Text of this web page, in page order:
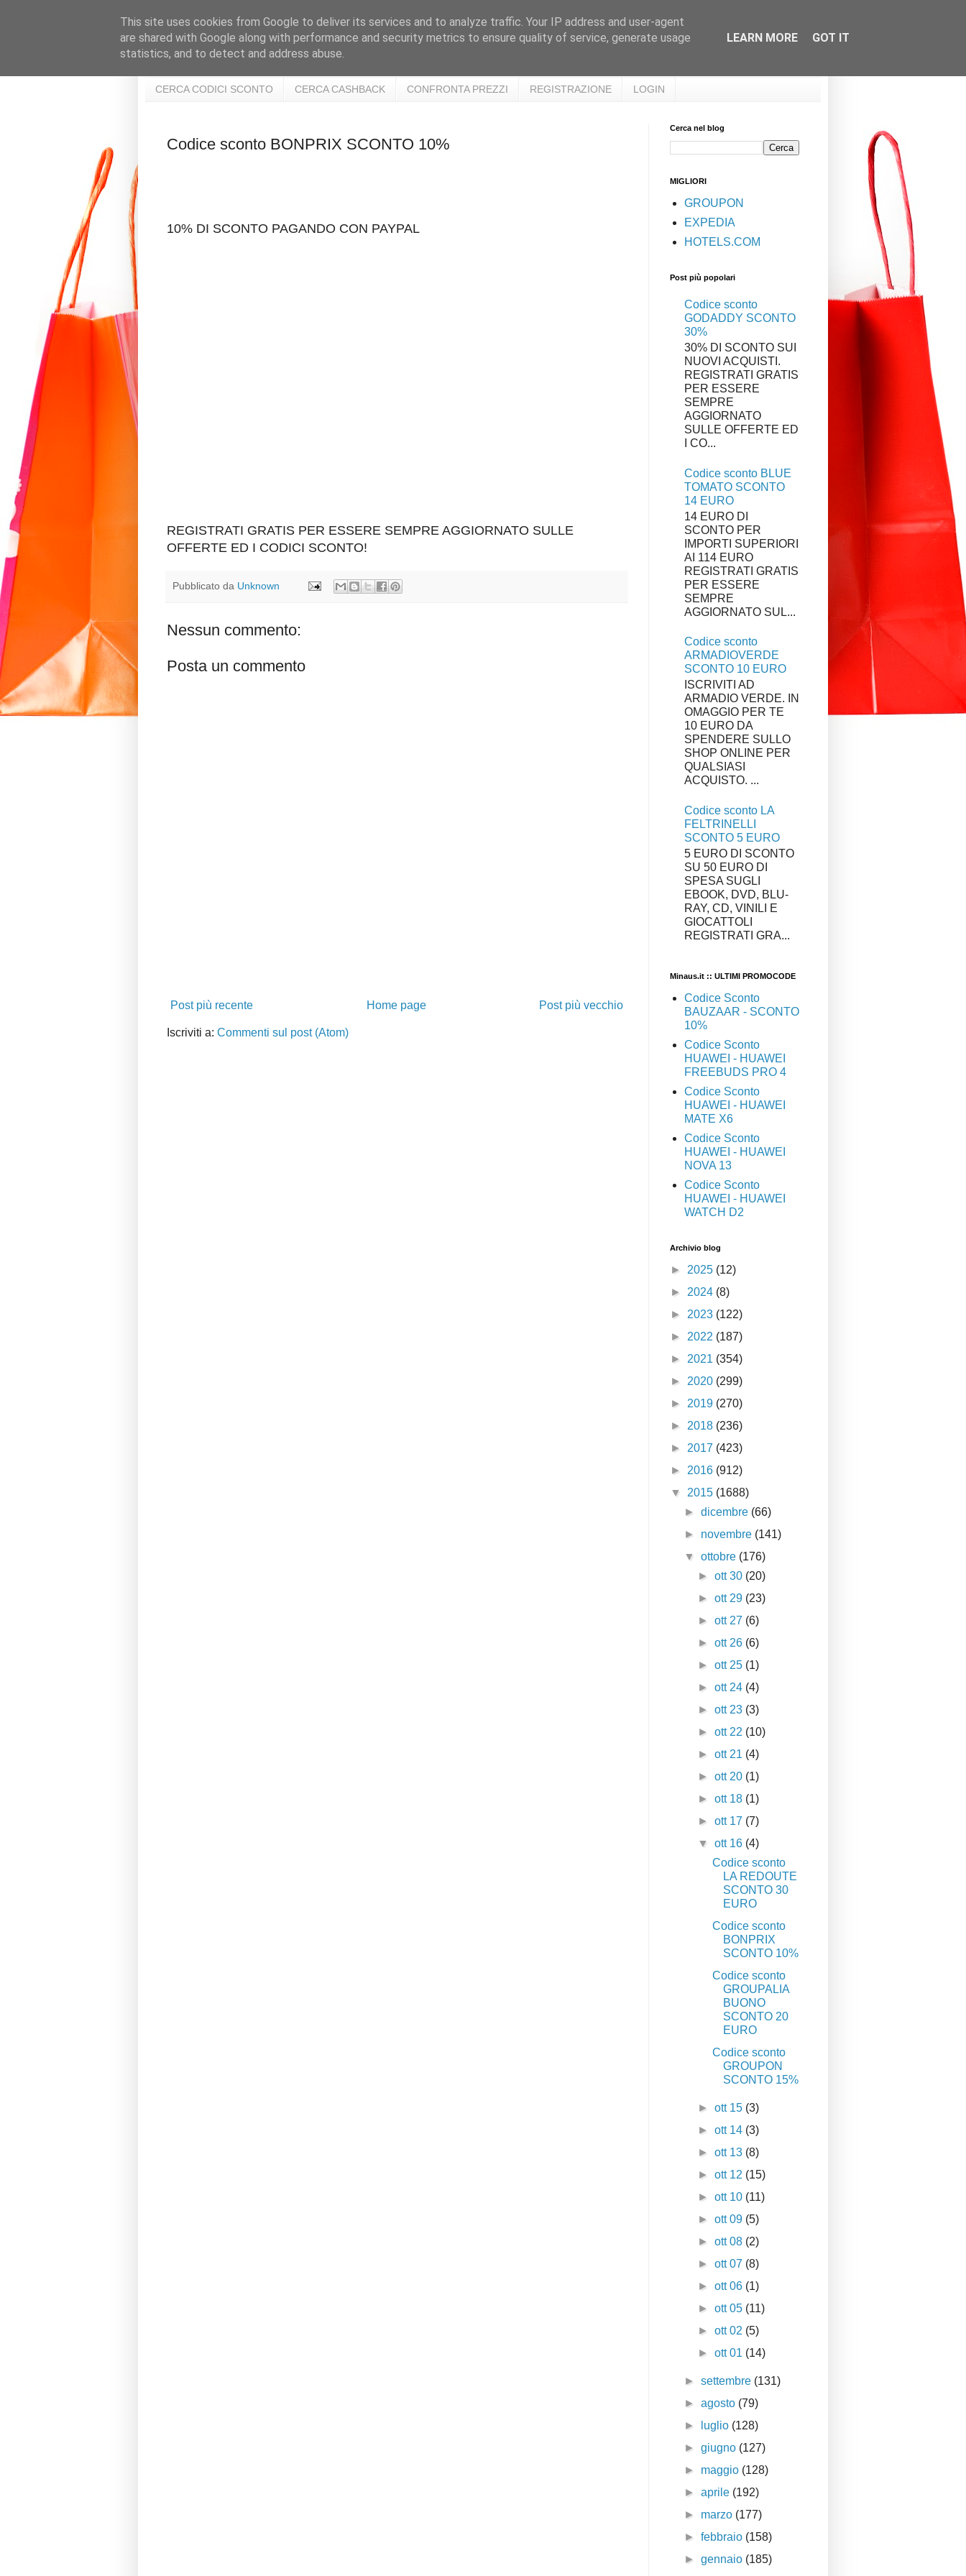
CERCA CODICI SCONTO CERCA CASHBACK CONFRONTA PREZZI REGISTRAZIONE LOGIN
Codice sconto BONPRIX SCONTO 10%
10% DI SCONTO PAGANDO CON PAYPAL
REGISTRATI GRATIS PER ESSERE SEMPRE AGGIORNATO SULLE
OFFERTE ED I CODICI SCONTO!
Pubblicato da Unknown
Nessun commento:
Posta un commento
Post più recente Post più vecchio
Home page
Iscriviti a: Commenti sul post (Atom)
Cerca nel blog
MIGLIORI
GROUPON
EXPEDIA
HOTELS.COM
Post più popolari
Codice sconto
GODADDY SCONTO
30%
30% DI SCONTO SUI
NUOVI ACQUISTI.
REGISTRATI GRATIS
PER ESSERE
SEMPRE
AGGIORNATO
SULLE OFFERTE ED
I CO...
Codice sconto BLUE
TOMATO SCONTO
14 EURO
14 EURO DI
SCONTO PER
IMPORTI SUPERIORI
AI 114 EURO
REGISTRATI GRATIS
PER ESSERE
SEMPRE
AGGIORNATO SUL...
Codice sconto
ARMADIOVERDE
SCONTO 10 EURO
ISCRIVITI AD
ARMADIO VERDE. IN
OMAGGIO PER TE
10 EURO DA
SPENDERE SULLO
SHOP ONLINE PER
QUALSIASI
ACQUISTO. ...
Codice sconto LA
FELTRINELLI
SCONTO 5 EURO
5 EURO DI SCONTO
SU 50 EURO DI
SPESA SUGLI
EBOOK, DVD, BLU-
RAY, CD, VINILI E
GIOCATTOLI
REGISTRATI GRA...
Minaus.it :: ULTIMI PROMOCODE
Codice Sconto
BAUZAAR - SCONTO
10%
Codice Sconto
HUAWEI - HUAWEI
FREEBUDS PRO 4
Codice Sconto
HUAWEI - HUAWEI
MATE X6
Codice Sconto
HUAWEI - HUAWEI
NOVA 13
Codice Sconto
HUAWEI - HUAWEI
WATCH D2
Archivio blog
► 2025 (12)
► 2024 (8)
► 2023 (122)
► 2022 (187)
► 2021 (354)
► 2020 (299)
► 2019 (270)
► 2018 (236)
► 2017 (423)
► 2016 (912)
▼ 2015 (1688)
►dicembre (66)
► novembre (141)
▼ottobre (176)
►ott 30 (20)
►ott 29 (23)
►ott 27 (6)
►ott 26 (6)
►ott 25 (1)
►ott 24 (4)
►ott 23 (3)
►ott 22 (10)
►ott 21 (4)
►ott 20 (1)
►ott 18 (1)
►ott 17 (7)
▼ott 16 (4)
Codice sconto
LA REDOUTE
SCONTO 30
EURO
Codice sconto
BONPRIX
SCONTO 10%
Codice sconto
GROUPALIA
BUONO
SCONTO 20
EURO
Codice sconto
GROUPON
SCONTO 15%
►ott 15 (3)
►ott 14 (3)
►ott 13 (8)
►ott 12 (15)
►ott 10 (11)
►ott 09 (5)
►ott 08 (2)
►ott 07 (8)
►ott 06 (1)
►ott 05 (11)
►ott 02 (5)
►ott 01 (14)
►settembre (131)
►agosto (79)
►
luglio (128)
►giugno (127)
► maggio (128)
►aprile (192)
► marzo (177)
►febbraio (158)
►gennaio (185)
This site uses cookies from Google to deliver its services and to analyze traffic. Your IP address and user-agent
are shared with Google along with performance and security metrics to ensure quality of service, generate usage
statistics, and to detect and address abuse.
LEARN MORE GOT IT